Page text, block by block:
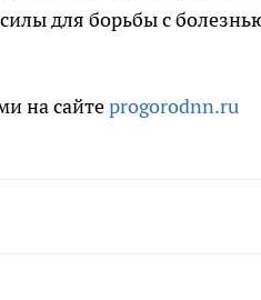
для борьбы с
на сайтеprogorodnn.ru